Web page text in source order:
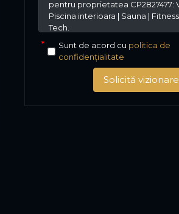
Sunt de acord cu politica de
confidențialitate
Solicită vizionare